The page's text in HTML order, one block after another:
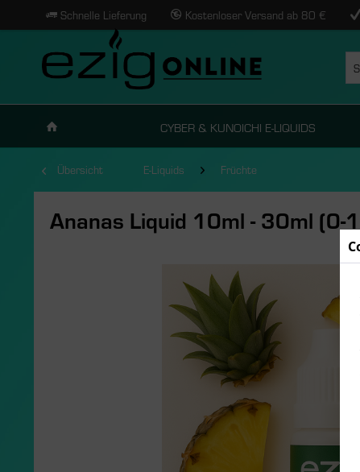
Schnelle Lieferung Kostenloser Versand ab 80 €
CYBER & KUNOICHI E-LIQUIDS
Übersicht E-Liquids Früchte
Ananas Liquid 10ml - 30ml